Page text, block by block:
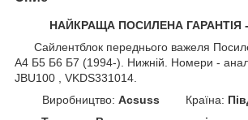
НАЙКРАЩА ПОСИЛЕНА ГАРАНТІЯ -
Сайлентблок переднього важеля
А4 Б5 Б6 Б7 (1994-). Нижній. Номери -
JBU100 , VKDS331014.
Виробництво: Acsuss Країна: